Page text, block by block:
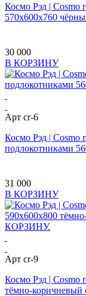
Космо Рэд | Cosmo
570x600x760
30 000
В КОРЗИНУ
Арт cr-6
Космо Рэд | Cosmo
подлокотниками
31 000
В КОРЗИНУ
Арт cr-9
Космо Рэд | Cosmo
тёмно-коричневый